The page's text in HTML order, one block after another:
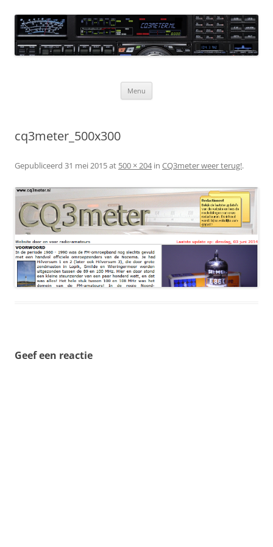
naar
de
inhoud CQ3meter
Website door en voor radio-amateurs
Menu
cq3meter_500x300
Gepubliceerd 31 mei 2015at 500 × 204in CQ3meter weer terug!.
Geef een reactie